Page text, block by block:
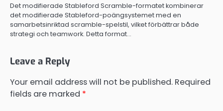
Det modifierade Stableford Scramble-formatet kombinerar
det modifierade Stableford-poängsystemet med en
samarbetsinriktad scramble-spelstil, vilket förbättrar både
strategi och teamwork. Detta format…
Leave a Reply
Your email address will not be published. Required
fields are marked *